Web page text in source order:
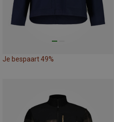
Je bespaart 49%